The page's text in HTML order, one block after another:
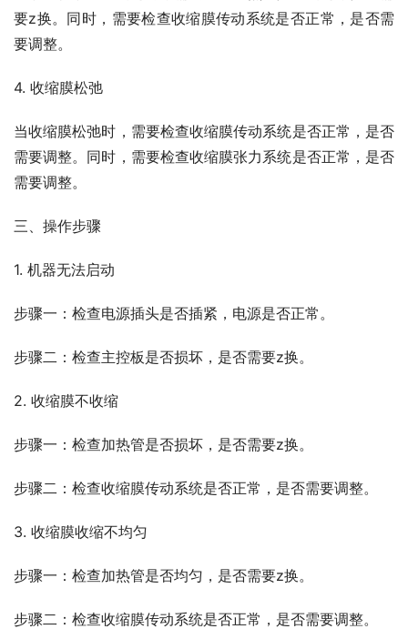
要z换。同时，需要检查收缩膜传动系统是否正常，是否需
要调整。
4. 收缩膜松弛
当收缩膜松弛时，需要检查收缩膜传动系统是否正常，是否
需要调整。同时，需要检查收缩膜张力系统是否正常，是否
需要调整。
三、操作步骤
1. 机器无法启动
步骤一：检查电源插头是否插紧，电源是否正常。
步骤二：检查主控板是否损坏，是否需要z换。
2. 收缩膜不收缩
步骤一：检查加热管是否损坏，是否需要z换。
步骤二：检查收缩膜传动系统是否正常，是否需要调整。
3. 收缩膜收缩不均匀
步骤一：检查加热管是否均匀，是否需要z换。
步骤二：检查收缩膜传动系统是否正常，是否需要调整。